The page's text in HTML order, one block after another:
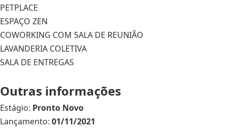
PETPLACE
ESPAÇO ZEN
COWORKING COM SALA DE REUNIÃO
LAVANDERIA COLETIVA
SALA DE ENTREGAS
Outras informações
Estágio: Pronto Novo
Lançamento: 01/11/2021